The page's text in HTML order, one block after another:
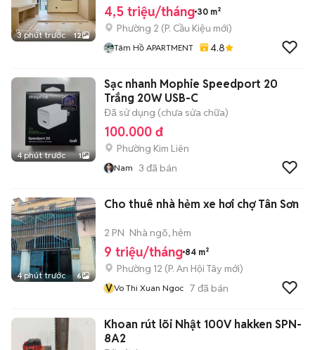
3 phút trước 12
4,5 triệu/tháng 30 m²
Phường 2 (P. Cầu Kiệu mới)
Tâm Hồ APARTMENT 4.8
4 phút trước 1
Sạc nhanh Mophie Speedport 20
Trắng 20W USB-C
Đã sử dụng (chưa sửa chữa)
100.000 đ
Phường Kim Liên
Nam 3 đã bán
4 phút trước 6
Cho thuê nhà hẻm xe hơi chợ Tân Sơn
2 PN Nhà ngõ, hẻm
9 triệu/tháng 84 m²
Phường 12 (P. An Hội Tây mới)
VVo Thi Xuan Ngoc 7 đã bán
Khoan rút lõi Nhật 100V hakken SPN-
8A2